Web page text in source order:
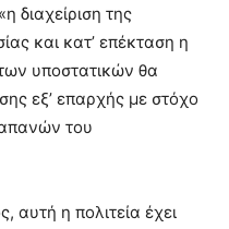
διαχείριση της
και κατ’ επέκταση η
υποστατικών θα
εξ’ επαρχής με στόχο
του
αυτή η πολιτεία έχει